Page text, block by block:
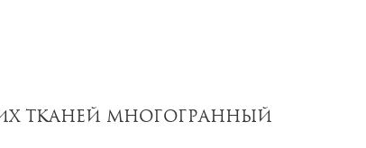
ТКАНЕЙ МНОГОГРАННЫЙ